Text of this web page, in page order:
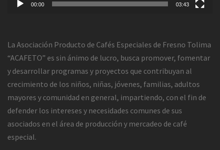
00:00 03:43
La Asociación Producto de Cafés Especiales de Fresno Tolima
“ACAFETO” es sin ánimo de lucro, busca promover, fomentar
y desarrollar programas y proyectos que contribuyan al
crecimiento de los niños, niñas, jóvenes, familias, adultos
mayores y comunidad en general, impartiendo, con el fin de
defender los intereses y necesidades comunes de sus
asociados en el área de producción y mercadeo de café
especial.